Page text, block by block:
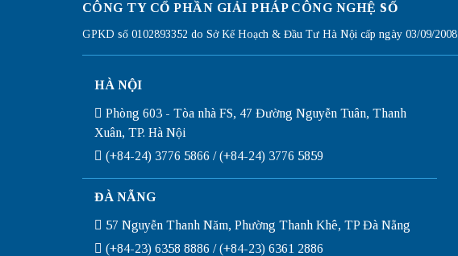
CÔNG TY CỔ PHẦN GIẢI PHÁP CÔNG NGHỆ SỐ
GPKD số 0102893352 do Sở Kế Hoạch & Đầu Tư Hà Nội cấp ngày 03/09/2008
HÀ NỘI
Phòng 603 - Tòa nhà FS, 47 Đường Nguyễn Tuân, Thanh
Xuân, TP. Hà Nội
(+84-24) 3776 5866 / (+84-24) 3776 5859
ĐÀ NẴNG
57 Nguyễn Thanh Năm, Phường Thanh Khê, TP Đà Nẵng
(+84-23) 6358 8886 / (+84-23) 6361 2886